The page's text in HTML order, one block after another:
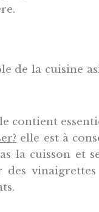
de la cuisine
contient
elle est à
la cuisson et